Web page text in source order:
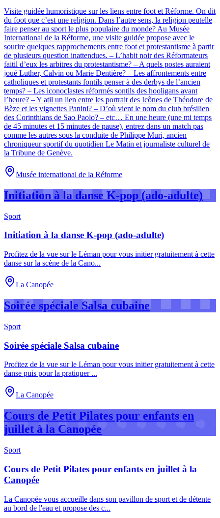
Visite guidée humoristique sur les liens entre foot et Réforme. On dit
du foot que c’est une religion. Dans l’autre sens, la religion peutelle
faire penser au sport le plus populaire du monde? Au Musée
International de la Réforme, une visite guidée propose avec le
sourire quelques rapprochements entre foot et protestantisme à partir
de plusieurs question inattendues. – L’habit noir des Réformateurs
faitil d’eux les arbitres du protestantisme? – A quels postes auraient
joué Luther, Calvin ou Marie Dentière? – Les affrontements entre
catholiques et protestants fontils penser à des derbys de l’ancien
temps? – Les iconoclastes réformés sontils des hooligans avant
l’heure? – Y atil un lien entre les portrait des Icônes de Théodore de
Bèze et les vignettes Panini? – D’où vient le nom du club brésilien
des Corinthians de Sao Paolo? – etc… En une heure (une mi temps
de 45 minutes et 15 minutes de pause), entrez dans un match pas
comme les autres sous la conduite de Philippe Muri, ancien
chroniqueur sportif du quotidien Le Matin et journaliste culturel de
la Tribune de Genève.
Musée international de la Réforme
Initiation à la danse K-pop (ado-adulte)
Sport
Initiation à la danse K-pop (ado-adulte)
Profitez de la vue sur le Léman pour vous initier gratuitement à cette
danse sur la scène de la Cano...
La Canopée
Soirée spéciale Salsa cubaine
Sport
Soirée spéciale Salsa cubaine
Profitez de la vue sur le Léman pour vous initier gratuitement à cette
danse puis pour la pratiquer ...
La Canopée
Cours de Petit Pilates pour enfants en
juillet à la Canopée
Sport
Cours de Petit Pilates pour enfants en juillet à la
Canopée
La Canopée vous accueille dans son pavillon de sport et de détente
au bord de l'eau et propose des c...